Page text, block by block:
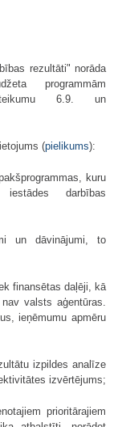
rezultāti" norāda
programmām
6.9. un
(pielikums):
kuru
darbības
un dāvinājumi, to
finansētas daļēji, kā
valsts aģentūras.
ieņēmumu apmēru
izpildes analīze
izvērtējums;
prioritārajiem